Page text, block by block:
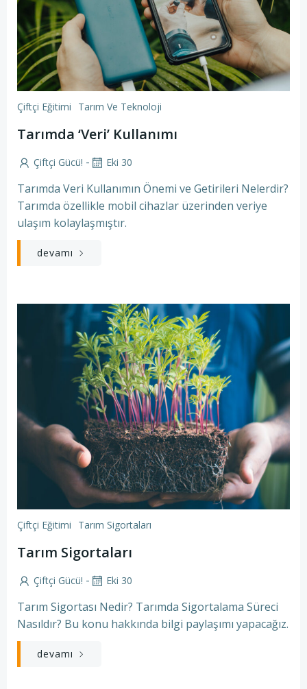
Çiftçi Eğitimi Tarım Ve Teknoloji
Tarımda ‘Veri’ Kullanımı
Çiftçi Gücü! - Eki 30
Tarımda Veri Kullanımın Önemi ve Getirileri Nelerdir?
Tarımda özellikle mobil cihazlar üzerinden veriye
ulaşım kolaylaşmıştır.
devamı
Çiftçi Eğitimi Tarım Sigortaları
Tarım Sigortaları
Çiftçi Gücü! - Eki 30
Tarım Sigortası Nedir? Tarımda Sigortalama Süreci
Nasıldır? Bu konu hakkında bilgi paylaşımı yapacağız.
devamı